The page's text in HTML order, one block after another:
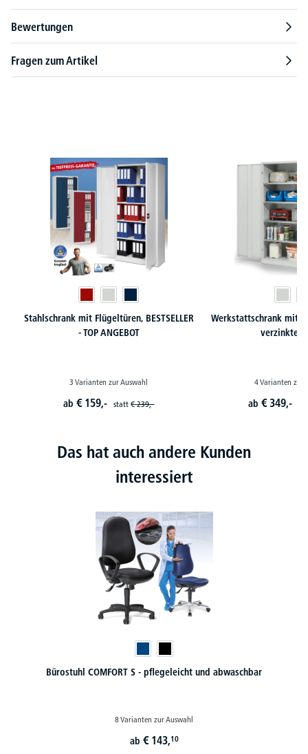
Bewertungen
Fragen zum Artikel
Stahlschrank mit Flügeltüren, BESTSELLER
- TOP ANGEBOT
3 Varianten zur Auswahl
ab€ 159,- statt€ 239,-
Werkstattschrank mit
verzinkte
4 Varianten zur
ab€ 349,-
Das hat auch andere Kunden
interessiert
Bürostuhl COMFORT S - pflegeleicht und abwaschbar
8 Varianten zur Auswahl
ab € 143,10